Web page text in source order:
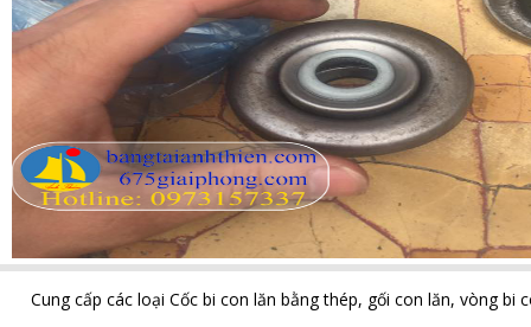
Cung cấp các loại Cốc bi con lăn bằng thép, gối con lăn, vòng bi